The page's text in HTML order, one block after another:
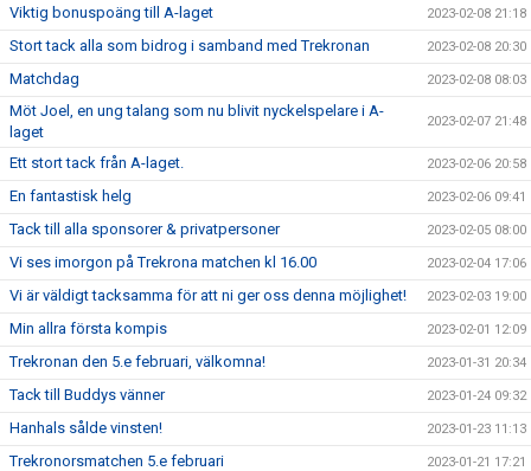
Viktig bonuspoäng till A-laget 2023-02-08 21:18
Stort tack alla som bidrog i samband med Trekronan 2023-02-08 20:30
Matchdag 2023-02-08 08:03
Möt Joel, en ung talang som nu blivit nyckelspelare i A-
laget
2023-02-07 21:48
Ett stort tack från A-laget. 2023-02-06 20:58
En fantastisk helg 2023-02-06 09:41
Tack till alla sponsorer & privatpersoner 2023-02-05 08:00
Vi ses imorgon på Trekrona matchen kl 16.00 2023-02-04 17:06
Vi är väldigt tacksamma för att ni ger oss denna möjlighet! 2023-02-03 19:00
Min allra första kompis 2023-02-01 12:09
Trekronan den 5.e februari, välkomna! 2023-01-31 20:34
Tack till Buddys vänner 2023-01-24 09:32
Hanhals sålde vinsten! 2023-01-23 11:13
Trekronorsmatchen 5.e februari 2023-01-21 17:21